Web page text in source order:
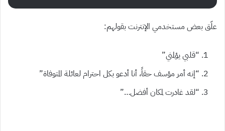
علّق بعض مستخدمي الإنترنت بقولهم:
“قلبي يؤلمني”
“إنه أمر مؤسف حقاً، أنا أدعو بكل احترام لعائلة المتوفاة”
“لقد غادرت لمكان أفضل…”